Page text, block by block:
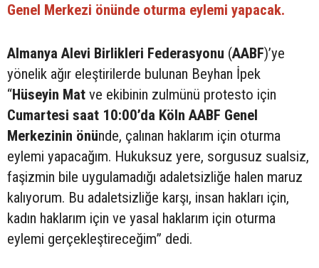
Genel Merkezi önünde oturma eylemi yapacak.
Almanya Alevi Birlikleri Federasyonu (AABF)’ye
yönelik ağır eleştirilerde bulunan Beyhan İpek
“Hüseyin Mat ve ekibinin zulmünü protesto için
Cumartesi saat 10:00’da Köln AABF Genel
Merkezinin önünde, çalınan haklarım için oturma
eylemi yapacağım. Hukuksuz yere, sorgusuz sualsiz,
faşizmin bile uygulamadığı adaletsizliğe halen maruz
kalıyorum. Bu adaletsizliğe karşı, insan hakları için,
kadın haklarım için ve yasal haklarım için oturma
eylemi gerçekleştireceğim” dedi.